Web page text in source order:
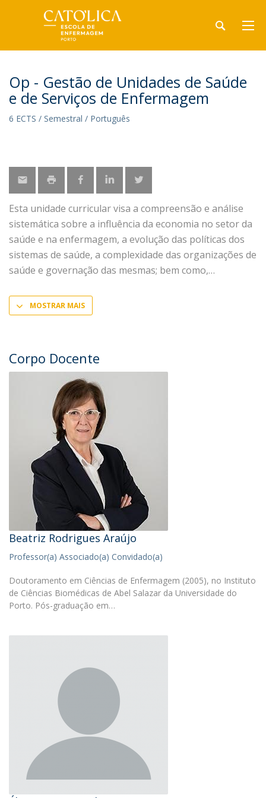
Op - Gestão de Unidades de Saúde
e de Serviços de Enfermagem
6 ECTS / Semestral / Português
Esta unidade curricular visa a compreensão e análise
sistemática sobre a influência da economia no setor da
saúde e na enfermagem, a evolução das políticas dos
sistemas de saúde, a complexidade das organizações de
saúde e governação das mesmas; bem como,
MOSTRAR MAIS
Corpo Docente
Beatriz Rodrigues Araújo
Professor(a) Associado(a) Convidado(a)
Doutoramento em Ciências de Enfermagem (2005), no Instituto
de Ciências Biomédicas de Abel Salazar da Universidade do
Porto. Pós-graduação em…